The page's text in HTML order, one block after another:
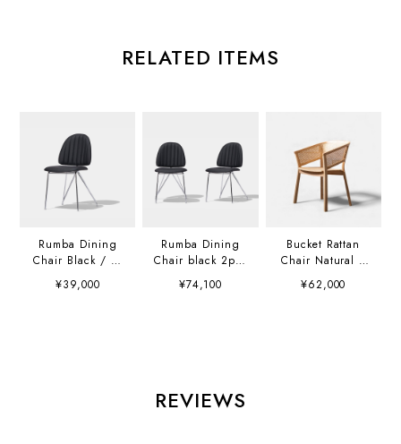
RELATED ITEMS
Rumba Dining
Chair Black / ル
ンバダイニングチ
ェア ブラック
¥39,000
Rumba Dining
Chair black 2pcs
/ ルンバダイニン
グチェア ブラック
¥74,100
Bucket Rattan
Chair Natural /
バケットラタンチ
ェア ナチュラル
¥62,000
REVIEWS